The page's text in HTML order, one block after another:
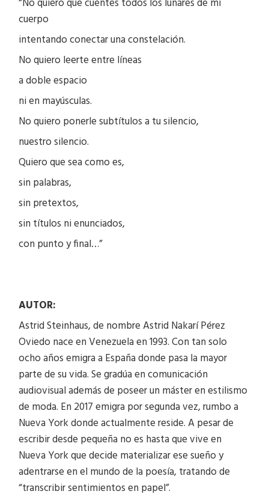
cuerpo
intentando conectar una constelación.
No quiero leerte entre líneas
a doble espacio
ni en mayúsculas.
No quiero ponerle subtítulos a tu silencio,
nuestro silencio.
Quiero que sea como es,
sin palabras,
sin pretextos,
sin títulos ni enunciados,
con punto y final…”
AUTOR:
Astrid Steinhaus, de nombre Astrid Nakarí Pérez
Oviedo nace en Venezuela en 1993. Con tan solo
ocho años emigra a España donde pasa la mayor
parte de su vida. Se gradúa en comunicación
audiovisual además de poseer un máster en estilismo
de moda. En 2017 emigra por segunda vez, rumbo a
Nueva York donde actualmente reside. A pesar de
escribir desde pequeña no es hasta que vive en
Nueva York que decide materializar ese sueño y
adentrarse en el mundo de la poesía, tratando de
“transcribir sentimientos en papel”.